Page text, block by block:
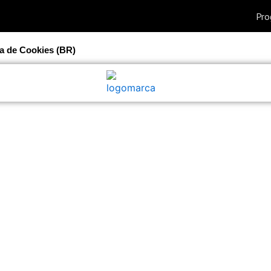
de Cookies (BR)